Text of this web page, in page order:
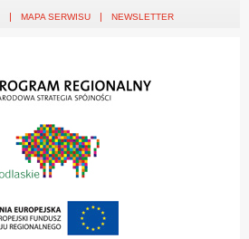
MAPA SERWISU NEWSLETTER